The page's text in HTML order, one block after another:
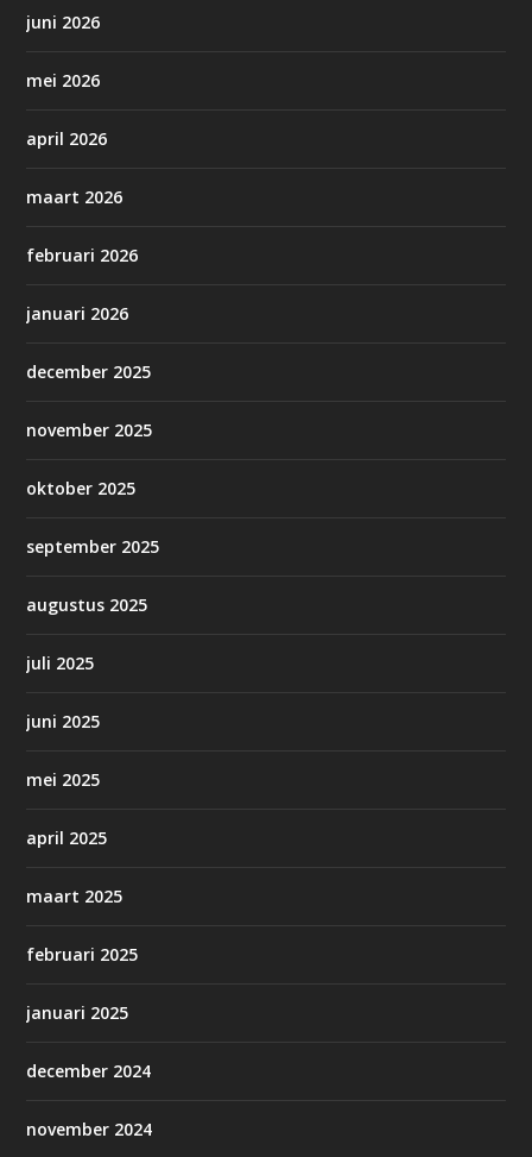
juni 2026
mei 2026
april 2026
maart 2026
februari 2026
januari 2026
december 2025
november 2025
oktober 2025
september 2025
augustus 2025
juli 2025
juni 2025
mei 2025
april 2025
maart 2025
februari 2025
januari 2025
december 2024
november 2024